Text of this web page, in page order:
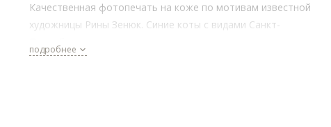
Качественная фотопечать на коже по мотивам известной
художницы Рины Зенюк. Синие коты с видами Санкт-
Петербурга станут прекрасным сувениром и отличным
подарком. Вы можете собрать целую коллекцию из кошелька,
подробнее